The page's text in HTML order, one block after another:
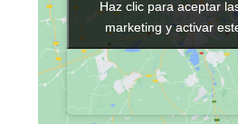
Haz clic para aceptar
marketing y activar
Haz clic para aceptar
marketing y activar